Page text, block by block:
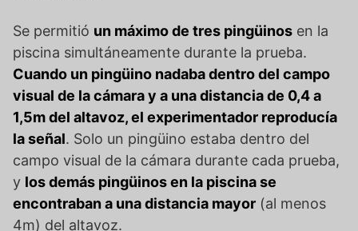
Se permitió un máximo de tres pingüinos en la
piscina simultáneamente durante la prueba.
Cuando un pingüino nadaba dentro del campo
visual de la cámara y a una distancia de 0,4 a
1,5m del altavoz, el experimentador reproducía
la señal. Solo un pingüino estaba dentro del
campo visual de la cámara durante cada prueba,
y los demás pingüinos en la piscina se
encontraban a una distancia mayor (al menos
4m) del altavoz.